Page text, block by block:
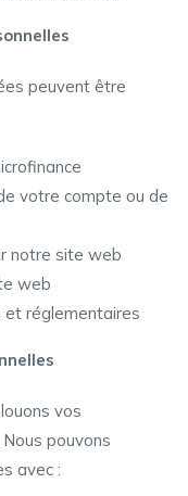
peuvent être
votre compte ou de
notre site web
web
et réglementaires
vos
pouvons
avec :